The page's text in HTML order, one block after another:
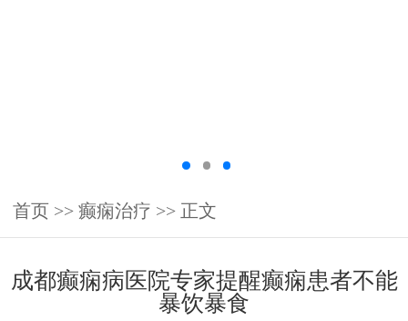
首页 >> 癫痫治疗 >> 正文
成都癫痫病医院专家提醒癫痫患者不能
暴饮暴食